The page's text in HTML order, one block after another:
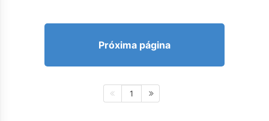
Próxima página
1